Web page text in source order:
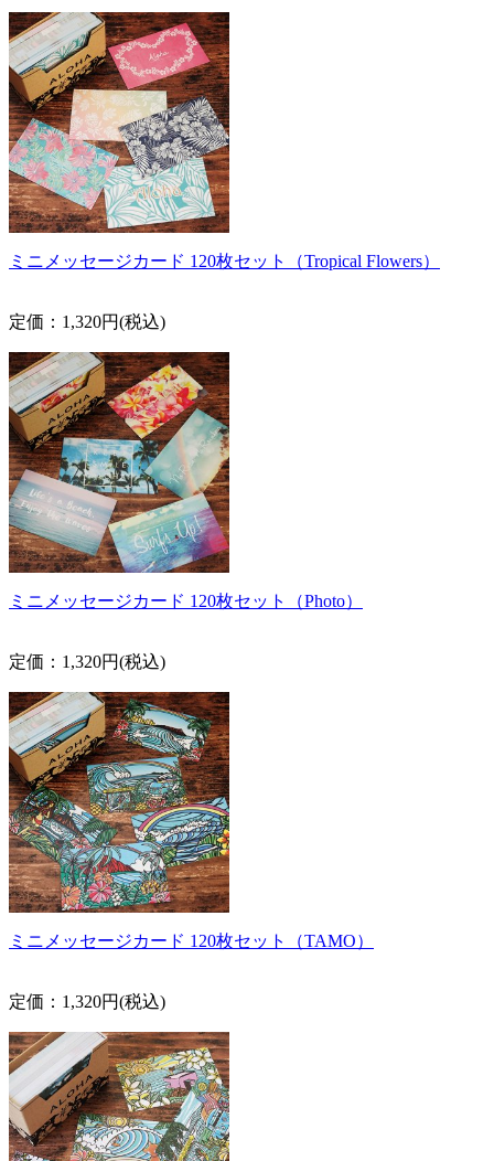
ミニメッセージカード 120枚セット（Tropical Flowers）
定価：1,320円(税込)
ミニメッセージカード 120枚セット（Photo）
定価：1,320円(税込)
ミニメッセージカード 120枚セット（TAMO）
定価：1,320円(税込)